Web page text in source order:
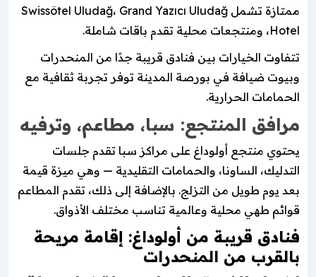
ممتازة تشمل Swissôtel Uludağ، Grand Yazıcı Uludağ
Hotel، ومنتجعات محلية تقدم باقات شاملة.
تتفاوت الخيارات بين فنادق قريبة جدًا من المنحدرات
وبيوت ضيافة في بورصة المدينة توفر تجربة ثقافية مع
الحمامات الحرارية.
مرافق المنتجع: سبا، مطاعم، وترفيه
يحتوي منتجع أولوداغ على مراكز سبا تقدم جلسات
التدليك، الساونا، والحمامات التقليدية — وهي ميزة قيمة
بعد يوم طويل من التزلج. بالإضافة إلى ذلك، تقدم المطاعم
قوائم طهي محلية وعالمية تناسب مختلف الأذواق.
فنادق قريبة من أولوداغ: إقامة مريحة
بالقرب من المنحدرات